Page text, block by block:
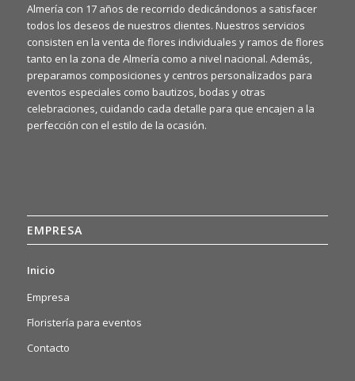
Almería con 17 años de recorrido dedicándonos a satisfacer
todos los deseos de nuestros clientes. Nuestros servicios
consisten en la venta de flores individuales y ramos de flores
tanto en la zona de Almería como a nivel nacional. Además,
preparamos composiciones y centros personalizados para
eventos especiales como bautizos, bodas y otras
celebraciones, cuidando cada detalle para que encajen a la
perfección con el estilo de la ocasión.
EMPRESA
Inicio
Empresa
Floristería para eventos
Contacto